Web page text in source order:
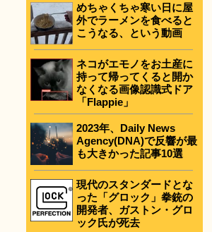
めちゃくちゃ寒い日に屋
外でラーメンを食べると
こうなる、という動画
ネコがエモノをお土産に
持って帰ってくると開か
なくなる画像認識式ドア
「Flappie」
2023年、Daily News
Agency(DNA)で反響が最
も大きかった記事10選
現代のスタンダードとな
った「グロック」拳銃の
開発者、ガストン・グロ
ック氏が死去